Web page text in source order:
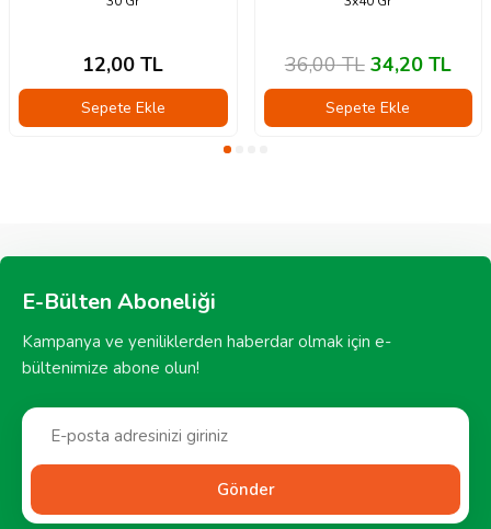
12,00 TL
Sepete Ekle
36,00TL 34,20TL
Sepete Ekle
E-Bülten Aboneliği
Kampanya ve yeniliklerden haberdar olmak için e-
bültenimize abone olun!
Gönder